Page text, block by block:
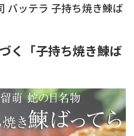
バッテラ 子持ち焼き鰊ば
く「子持ち焼き鰊ば